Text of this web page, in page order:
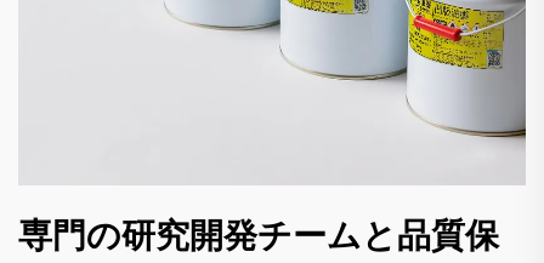
専門の研究開発チームと品質保